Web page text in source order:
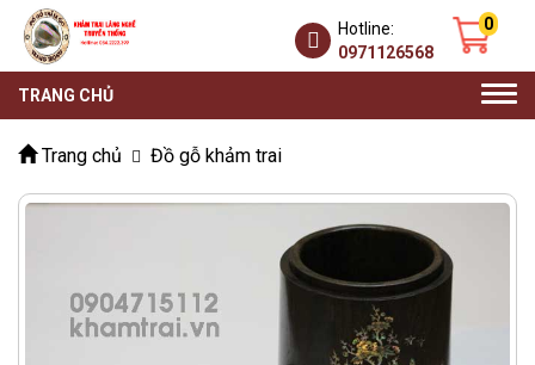
0
Hotline:
0971126568
TRANG CHỦ
Trang chủ Đồ gỗ khảm trai